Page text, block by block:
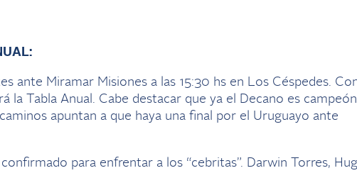
ante Miramar Misiones a las 15:30 hs en Los Céspedes.
la Tabla Anual. Cabe destacar que ya el Decano es campeón
apuntan a que haya una final por el Uruguayo ante
para enfrentar a los “cebritas”. Darwin Torres,